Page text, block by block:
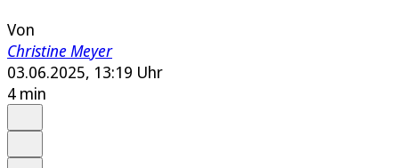
Von
Christine Meyer
03.06.2025, 13:19 Uhr
4 min